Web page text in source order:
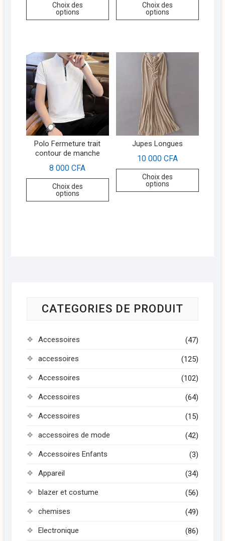
Choix des
options
Choix des
options
Polo Fermeture trait
contour de manche
8 000CFA
Choix des
options
Jupes Longues
10 000 CFA
Choix des
options
CATEGORIES DE PRODUIT
Accessoires (47)
accessoires (125)
Accessoires (102)
Accessoires (64)
Accessoires (15)
accessoires de mode (42)
Accessoires Enfants (3)
Appareil (34)
blazer et costume (56)
chemises (49)
Electronique (86)